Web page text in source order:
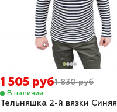
1 505 руб1 830 руб
В наличии
Тельняшка 2-й вязки Синяя